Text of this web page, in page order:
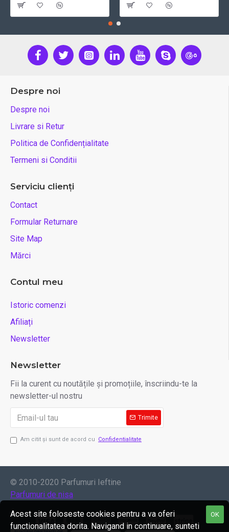
Despre noi
Despre noi
Livrare si Retur
Politica de Confidențialitate
Termeni si Conditii
Serviciu clienți
Contact
Formular Returnare
Site Map
Mărci
Contul meu
Istoric comenzi
Afiliați
Newsletter
Newsletter
Fii la curent cu noutățile și promoțiile, înscriindu-te la
newsletter-ul nostru
Trimite
Am citit şi sunt de acord cu Confidentialitate
© 2010-2020 Parfumuri Ieftine
Parfumuri de nisa
OK
Acest site foloseste cookies pentru a va oferi
functionalitatea dorita. Navigand in continuare, sunteti